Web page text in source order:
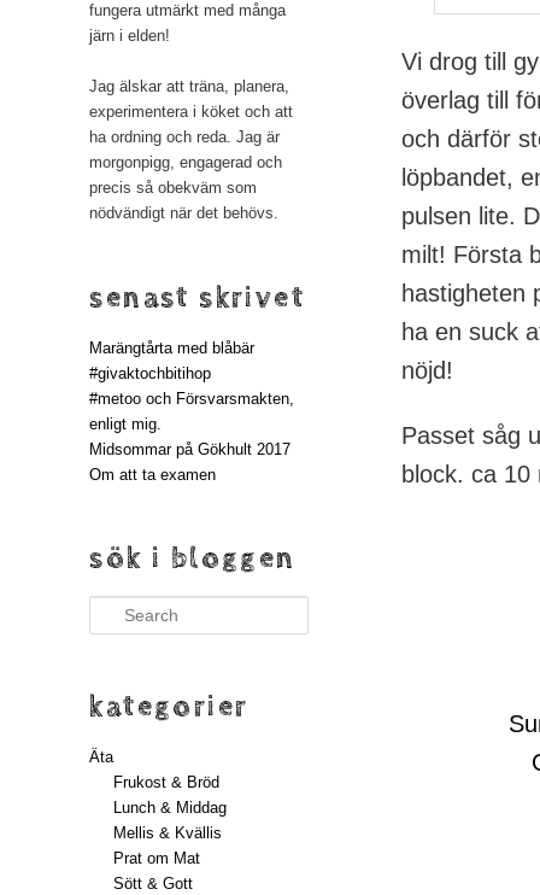
Vi drog till
överlag till
och därför
löpbandet,
pulsen lite.
milt! Första
hastigheten
ha en suck
nöjd!
Passet såg
block. ca
fungera utmärkt med många
järn i elden!
Jag älskar att träna, planera,
experimentera i köket och att
ha ordning och reda. Jag är
morgonpigg, engagerad och
precis så obekväm som
nödvändigt när det behövs.
senast skrivet
Marängtårta med blåbär
#givaktochbitihop
#metoo och Försvarsmakten,
enligt mig.
Midsommar på Gökhult 2017
Om att ta examen
sök i bloggen
Search
kategorier
Äta
Frukost & Bröd
Lunch & Middag
Mellis & Kvällis
Prat om Mat
Sött & Gott